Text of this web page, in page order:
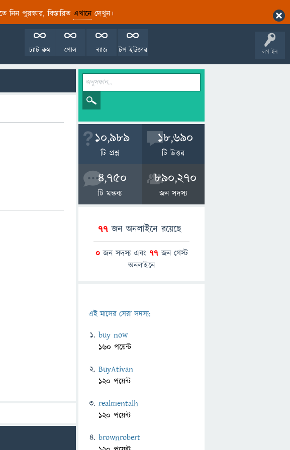
নিন পুরস্কার, বিস্তারিত এখানেদেখুন।
লগ ইন
টপ ইউজার
ব্যাজ
পোল
চ্যাট রুম
10,989
টি প্রশ্ন
18,690
টি উত্তর
4,750
টি মন্তব্য
890,270
জন সদস্য
77জন অনলাইনে রয়েছে
0জন সদস্য এবং 77জন গেস্ট
অনলাইনে
এই মাসের সেরা সদস্য:
buy now
160 পয়েন্ট
BuyAtivan
120 পয়েন্ট
realmentalh
120 পয়েন্ট
brownrobert